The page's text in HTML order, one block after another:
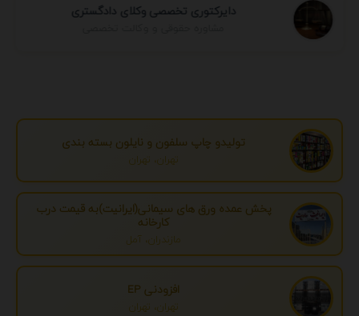
دایرکتوری تخصصی وکلای دادگستری
تولیدو چاپ سلفون و نایلون بسته بندی
تهران، تهران
پخش عمده ورق های سیمانی(ایرانیت)به قیمت درب
کارخانه
مازندران، آمل
افزودنی EP
تهران، تهران